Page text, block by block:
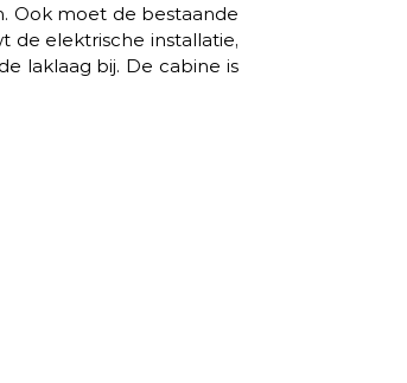
Ook moet de bestaande
de elektrische installatie,
laklaag bij. De cabine is